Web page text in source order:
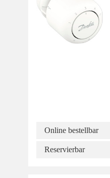
Online bestellbar
Reservierbar